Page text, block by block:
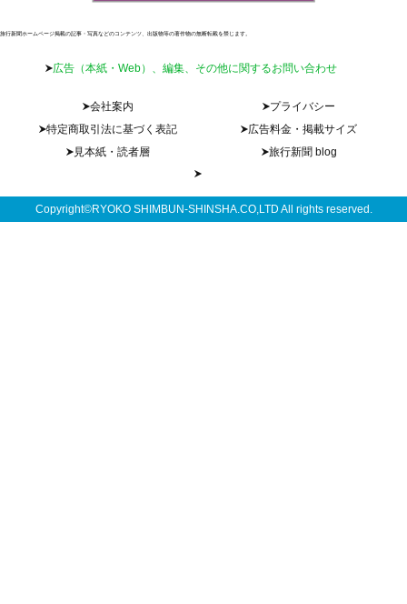
旅行新聞ホームページ掲載の記事・写真などのコンテンツ、出版物等の著作物の無断転載を禁じます。
広告（本紙・Web）、編集、その他に関するお問い合わせ
会社案内
プライバシー
特定商取引法に基づく表記
広告料金・掲載サイズ
見本紙・読者層
旅行新聞 blog
Copyright©RYOKO SHIMBUN-SHINSHA.CO,LTD All rights reserved.